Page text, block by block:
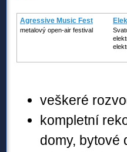
Agressive Music Fest
metalový open-air festival
veškeré
kompletní
domy, bytové